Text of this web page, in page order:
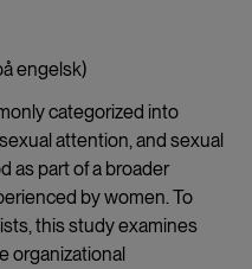
engelsk)
categorized into
attention, and sexual
as part of a broader
by women. To
this study examines
organizational